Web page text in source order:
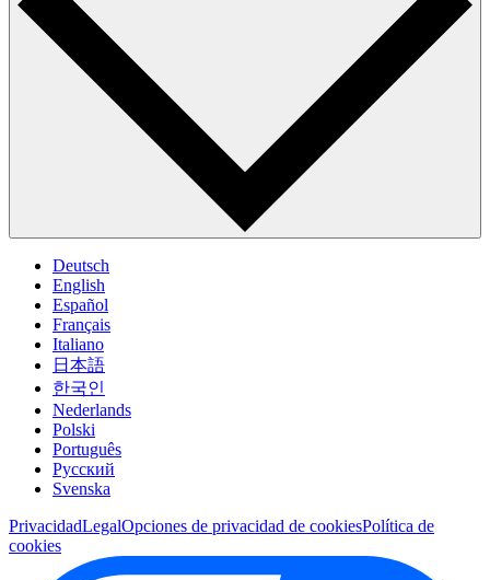
Deutsch
English
Español
Français
Italiano
日本語
한국인
Nederlands
Polski
Português
Pусский
Svenska
PrivacidadLegalOpciones de privacidad de cookiesPolítica de
cookies